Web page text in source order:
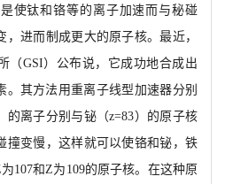
使钛和铬等的离子加速而与秘碰
，进而制 成更大的原子核。最近，
（GSI）公布说，它成功地合成出
。其方法用重离子线型加速器分别
的离子分别与铋（z=83）的原子核
撞变慢，这样就可以使铬和铋，铁
107和Z为109的原子核。在这种原